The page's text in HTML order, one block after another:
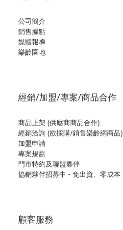
公司簡介
銷售據點
媒體報導
樂齡園地
經銷/加盟/專案/商品合作
商品上架 (供應商商品合作)
經銷洽詢 (欲採購/銷售樂齡網商品)
加盟申請
專案規劃
門市特約及聯盟夥伴
協銷夥伴招募中 - 免出資、零成本
顧客服務